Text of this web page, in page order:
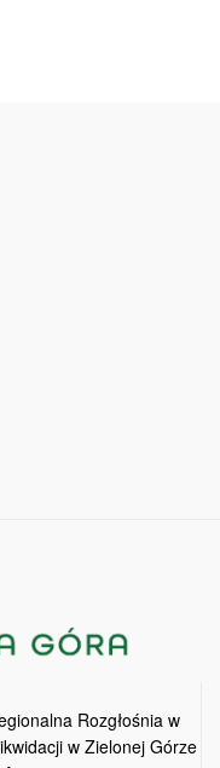
Rozgłośnia w
w Zielonej Górze